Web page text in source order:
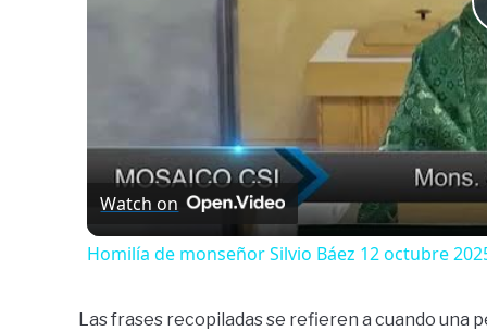
Watch on
Homilía de monseñor Silvio Báez 12 octubre
Las frases recopiladas se refieren a cuando una